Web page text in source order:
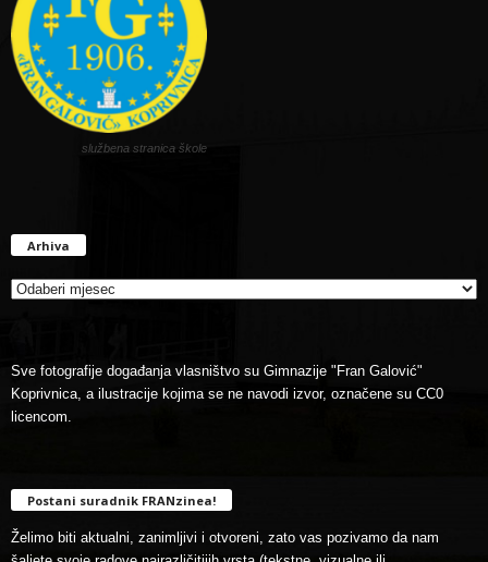
službena stranica škole
Arhiva
Sve fotografije događanja vlasništvo su Gimnazije "Fran Galović"
Koprivnica, a ilustracije kojima se ne navodi izvor, označene su CC0
licencom.
Postani suradnik FRANzinea!
Želimo biti aktualni, zanimljivi i otvoreni, zato vas pozivamo da nam